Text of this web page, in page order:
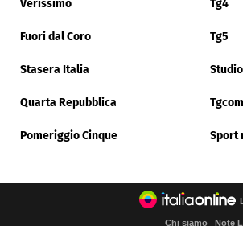
Verissimo Tg4
Fuori dal Coro Tg5
Stasera Italia
Quarta Repubblica
Pomeriggio Cinque Sport
Chi siamo Note